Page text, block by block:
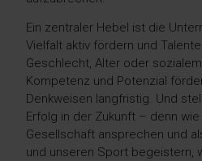
Ein zentraler Hebel ist die
Vielfalt aktiv fördern und
Geschlecht, Alter oder
Kompetenz und Potenzial
Denkweisen langfristig. Und
Erfolg in der Zukunft – denn
Gesellschaft ansprechen und
und unseren Sport begeistern,